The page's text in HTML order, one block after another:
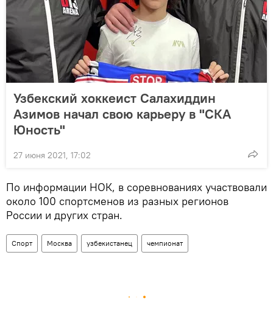
Узбекский хоккеист Салахиддин
Азимов начал свою карьеру в "СКА
Юность"
27 июня 2021, 17:02
По информации НОК, в соревнованиях участвовали
около 100 спортсменов из разных регионов
России и других стран.
Спорт Москва узбекистанец чемпионат